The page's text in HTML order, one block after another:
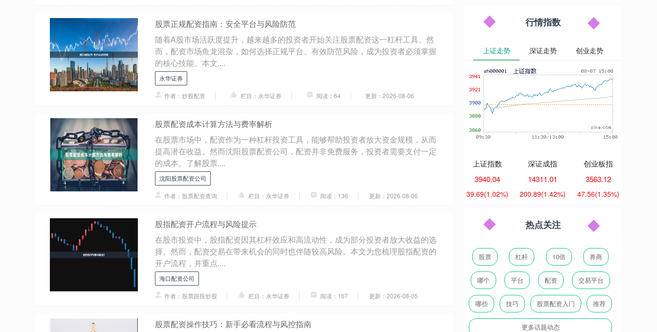
股票正规配资指南：安全平台与风险防范
随着A股市场活跃度提升，越来越多的投资者开始关注股票配资这一杠杆工具。然
而，配资市场鱼龙混杂，如何选择正规平台、有效防范风险，成为投资者必须掌握
的核心技能。本文....
永华证券
作者：炒股配资 栏目：永华证券 阅读：64 更新：2026-08-06
股票配资成本计算方法与费率解析
在股票市场中，配资作为一种杠杆投资工具，能够帮助投资者放大资金规模，从而
提高潜在收益。然而沈阳股票配资公司，配资并非免费服务，投资者需要支付一定
的成本。了解股票....
沈阳股票配资公司
作者：股票配资查询 栏目：永华证券 阅读：136 更新：2026-08-06
股指配资开户流程与风险提示
在股市投资中，股指配资因其杠杆效应和高流动性，成为部分投资者放大收益的选
择。然而，配资交易在带来机会的同时也伴随较高风险。本文为您梳理股指配资的
开户流程，并重点....
海口配资公司
作者：股票跟投炒股 栏目：永华证券 阅读：167 更新：2026-08-05
股票配资操作技巧：新手必看流程与风控指南
行情指数
上证走势 深证走势 创业走势
上证指数
3940.04
39.69(1.02%)
深证成指
14311.01
200.89(1.42%)
创业板指
3563.12
47.56(1.35%)
热点关注
股票 杠杆 10倍 券商
哪个 平台 配资 交易平台
哪些 技巧 股票配资入门 推荐
更多话题动态